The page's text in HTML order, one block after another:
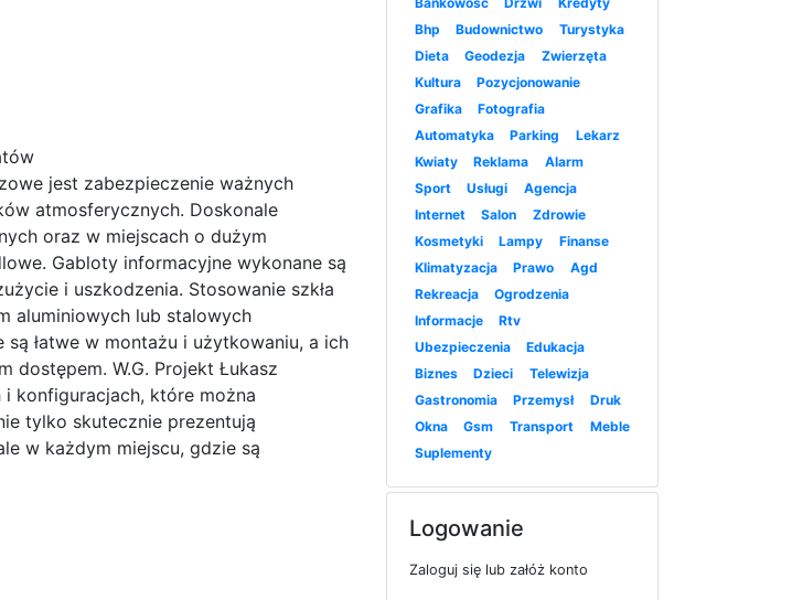
jest zabezpieczenie ważnych
atmosferycznych. Doskonale
oraz w miejscach o dużym
Gabloty informacyjne wykonane są
i uszkodzenia. Stosowanie szkła
aluminiowych lub stalowych
łatwe w montażu i użytkowaniu, a ich
dostępem. W.G. Projekt Łukasz
konfiguracjach, które można
tylko skutecznie prezentują
w każdym miejscu, gdzie są
Bhp
Budownictwo
Turystyka
Dieta
Geodezja
Zwierzęta
Kultura
Pozycjonowanie
Grafika
Fotografia
Automatyka
Parking
Lekarz
Kwiaty
Reklama
Alarm
Sport
Usługi
Agencja
Internet
Salon
Zdrowie
Kosmetyki
Lampy
Finanse
Klimatyzacja
Prawo
Agd
Rekreacja
Ogrodzenia
Informacje
Rtv
Ubezpieczenia
Edukacja
Biznes
Dzieci
Telewizja
Gastronomia
Przemysł
Druk
Okna
Gsm Transport
Meble
Suplementy
Logowanie
Zaloguj się lub załóż konto